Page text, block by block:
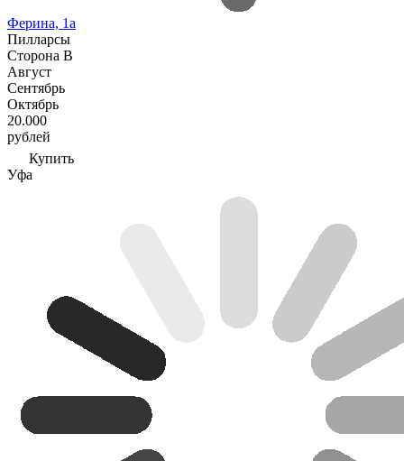
Ферина, 1а
Пилларсы
Сторона В
Август
Сентябрь
Октябрь
20.000
рублей
Купить
Уфа